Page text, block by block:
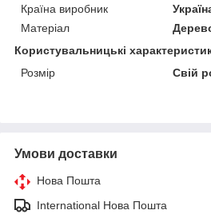
Країна виробник
Матеріал
Користувальницькі
Розмір
Свій
Умови доставки
Нова Пошта
International Нова Пошта